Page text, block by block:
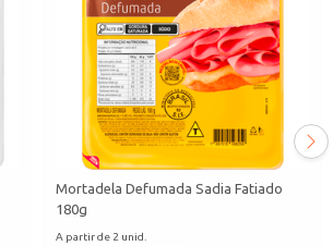
Mortadela Defumada Sadia Fatiado
180g
A partir de 2 unid.